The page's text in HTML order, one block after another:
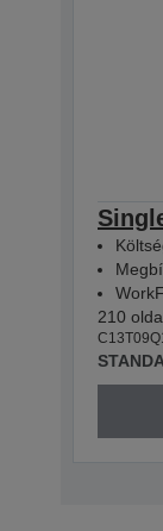
210